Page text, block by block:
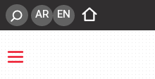
EN
AR